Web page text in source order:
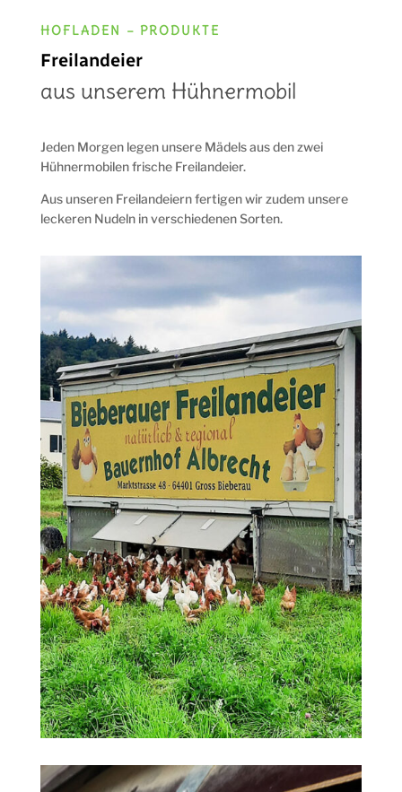
HOFLADEN – PRODUKTE
Freilandeier
aus unserem Hühnermobil
Jeden Morgen legen unsere Mädels aus den zwei
Hühnermobilen frische Freilandeier.
Aus unseren Freilandeiern fertigen wir zudem unsere
leckeren Nudeln in verschiedenen Sorten.